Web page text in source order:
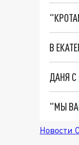
В
ДАНЯ
Новости